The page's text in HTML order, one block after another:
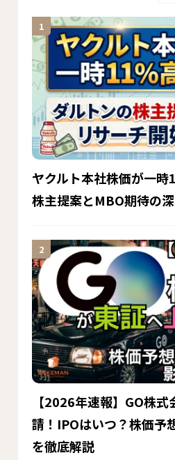
ヤクルト本社株価が一
株主提案とMBO期待の
【2026年速報】GO株
請！IPOはいつ？株価予
を徹底解説